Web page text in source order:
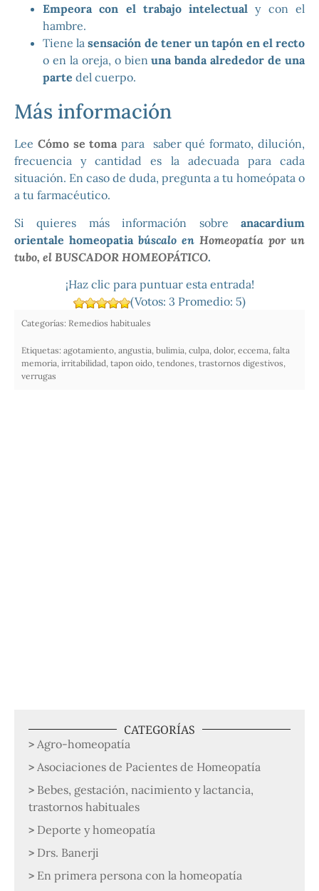
CATEGORÍAS
Agro-homeopatía
Asociaciones de Pacientes de Homeopatía
Bebes, gestación, nacimiento y lactancia,
trastornos habituales
Deporte y homeopatía
Drs. Banerji
En primera persona con la homeopatía
Empeora con el trabajo intelectualy con el
hambre.
Tiene lasensación de tener un tapón en el recto
o en la oreja, o bienuna banda alrededor de una
parte del cuerpo.
Más información
Lee Cómo se toma para saber qué formato, dilución,
frecuencia y cantidad es la adecuada para cada
situación. En caso de duda, pregunta a tu homeópata o
a tu farmacéutico.
Si quieres más información sobre anacardium
orientale homeopatia búscalo en Homeopatía por un
tubo, el BUSCADOR HOMEOPÁTICO.
¡Haz clic para puntuar esta entrada!
(Votos: 3 Promedio: 5)
Categorías: Remedios habituales
Etiquetas: agotamiento angustia bulimia culpa dolor, eccema falta
memoria irritabilidad tapon oido tendones trastornos digestivos
verrugas